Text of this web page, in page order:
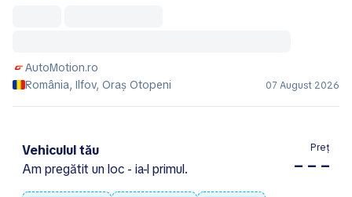
AutoMotion.ro
România, Ilfov, Oraş Otopeni
07 August 2026
Vehiculul tău
Am pregătit un loc - ia-l primul.
Preț
– – –